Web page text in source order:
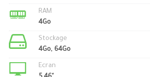
RAM
4Go
Stockage
4Go, 64Go
Ecran